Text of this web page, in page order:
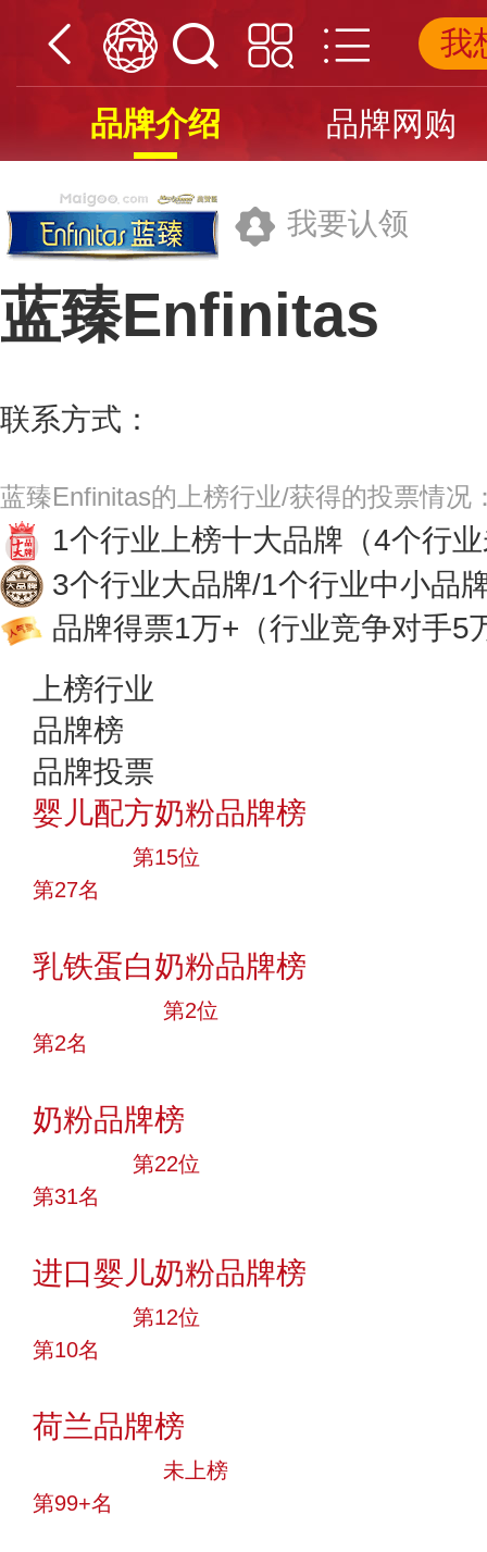
我
品牌介绍 品牌网购
我要认领
蓝臻Enfinitas
联系方式：
蓝臻Enfinitas的上榜行业/获得的投票情况
1个行业上榜十大品牌 （4个行
3个行业大品牌/1个行业中小品
品牌得票1万+ （行业竞争对手5
上榜行业
品牌榜
品牌投票
婴儿配方奶粉品牌榜
第15位
第27名
乳铁蛋白奶粉品牌榜
第2位
第2名
奶粉品牌榜
第22位
第31名
进口婴儿奶粉品牌榜
第12位
第10名
荷兰品牌榜
未上榜
第99+名